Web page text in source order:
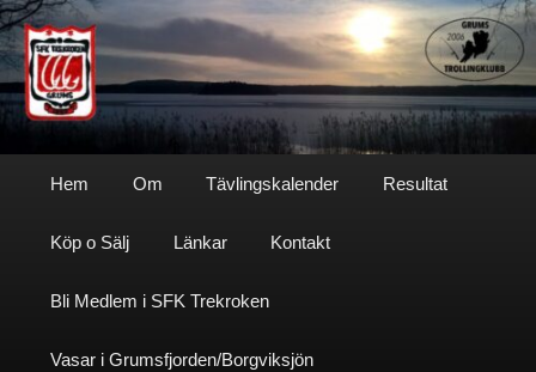
Hoppa
till
primärt
innehållSfktrekroken
Hem Om Tävlingskalender Resultat
Köp o Sälj Länkar Kontakt
Bli Medlem i SFK Trekroken
Vasar i Grumsfjorden/Borgviksjön